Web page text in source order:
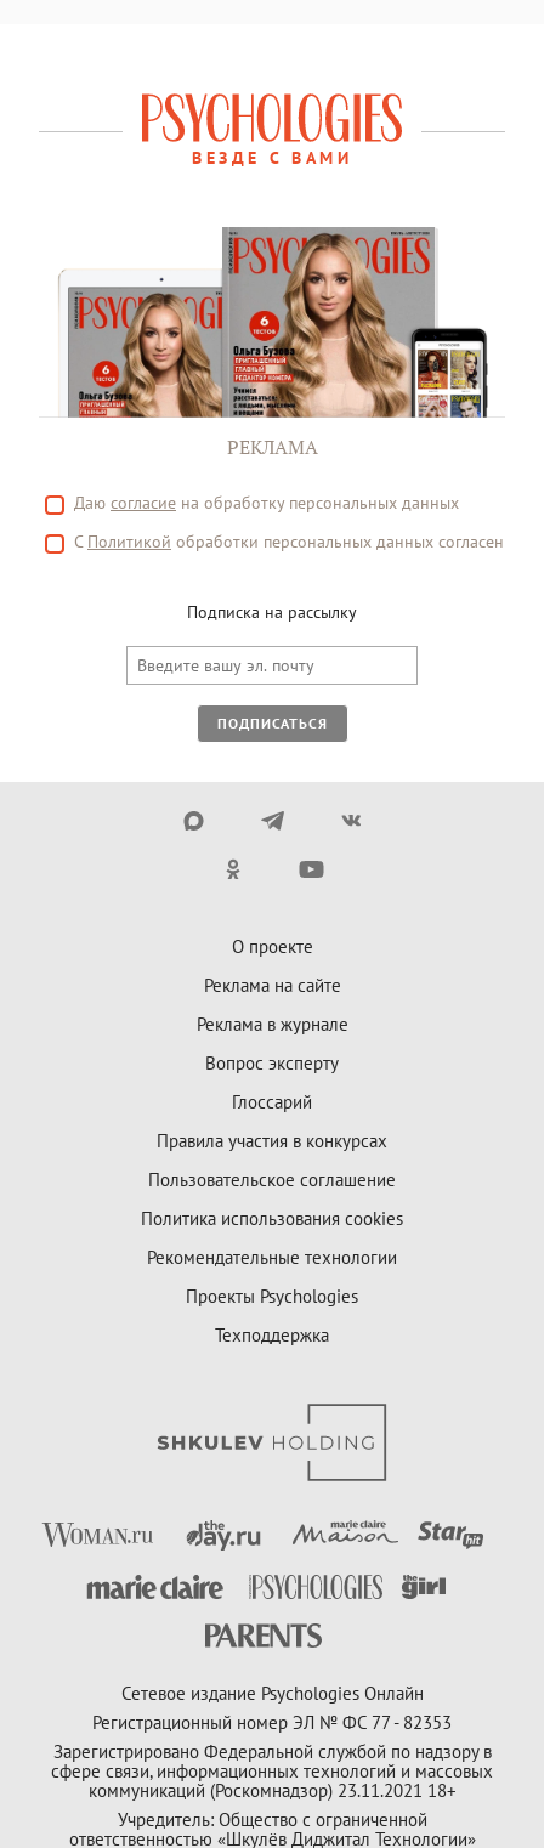
ВЕЗДЕ С ВАМИ
РЕКЛАМА
Даю согласие на обработку персональных данных
С Политикой обработки персональных данных согласен
Подписка на рассылку
ПОДПИСАТЬСЯ
О проекте
Реклама на сайте
Реклама в журнале
Вопрос эксперту
Глоссарий
Правила участия в конкурсах
Пользовательское соглашение
Политика использования cookies
Рекомендательные технологии
Проекты Psychologies
Техподдержка
Сетевое издание Psychologies Онлайн
Регистрационный номер ЭЛ № ФС 77 - 82353
Зарегистрировано Федеральной службой по надзору в
сфере связи, информационных технологий и массовых
коммуникаций (Роскомнадзор) 23.11.2021 18+
Учредитель: Общество с ограниченной
ответственностью «Шкулёв Диджитал Технологии»